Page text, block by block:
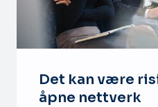
Det kan være
åpne nettverk